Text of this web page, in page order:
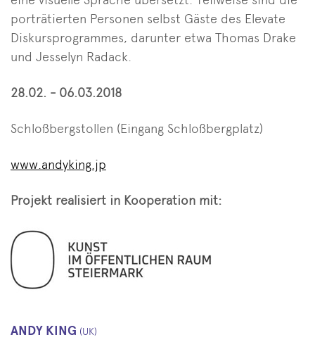
porträtierten Personen selbst Gäste des Elevate
Diskursprogrammes, darunter etwa Thomas Drake
und Jesselyn Radack.
28.02. - 06.03.2018
Schloßbergstollen (Eingang Schloßbergplatz)
www.andyking.jp
Projekt realisiert in Kooperation mit:
ANDY KING (UK)